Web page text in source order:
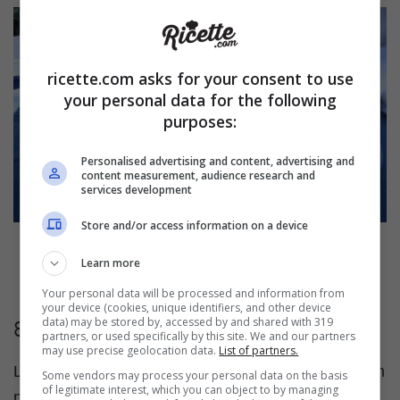
Paccheri con pesce spada affumicato
8. Pesce spada al forno
La più classica delle cotture, per portare in tavola un
ricette.com asks for your consent to use
your personal data for the following
purposes:
Personalised advertising and content, advertising and
content measurement, audience research and
services development
Store and/or access information on a device
Learn more
Your personal data will be processed and information from
your device (cookies, unique identifiers, and other device
data) may be stored by, accessed by and shared with 319
partners, or used specifically by this site. We and our partners
may use precise geolocation data. List of partners.
Some vendors may process your personal data on the basis
of legitimate interest, which you can object to by managing